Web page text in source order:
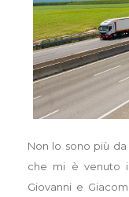
Non lo sono più
che mi è venuto
Giovanni e